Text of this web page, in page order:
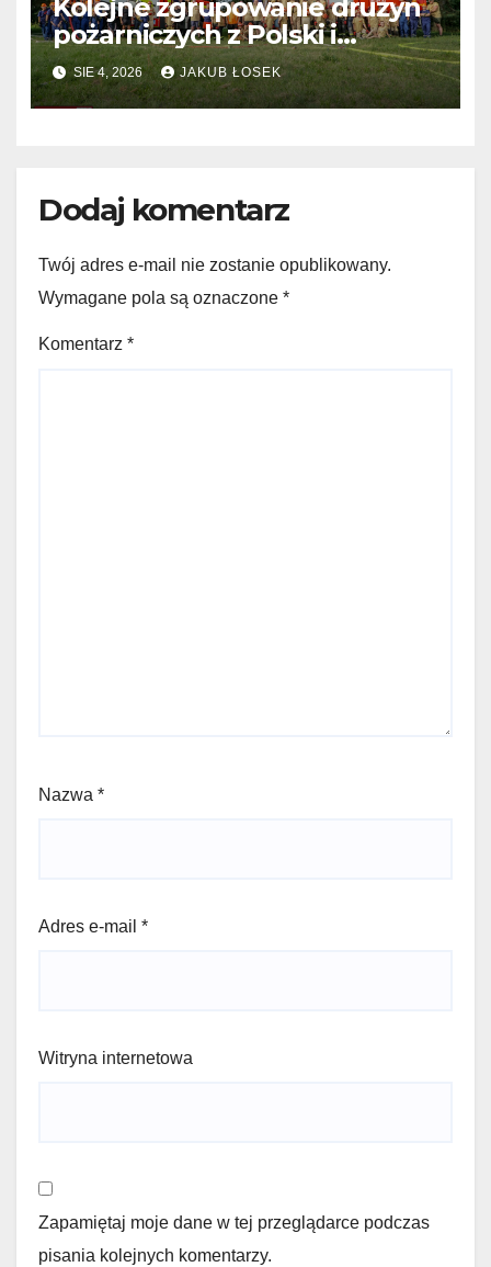
Kolejne zgrupowanie drużyn
pożarniczych z Polski i
Niemiec w regionie
SIE 4, 2026 JAKUB ŁOSEK
Dodaj komentarz
Twój adres e-mail nie zostanie opublikowany.
Wymagane pola są oznaczone *
Komentarz *
Nazwa *
Adres e-mail *
Witryna internetowa
Zapamiętaj moje dane w tej przeglądarce podczas
pisania kolejnych komentarzy.